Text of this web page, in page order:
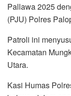
Pallawa 2025
(PJU) Polres
Patroli ini
Kecamatan
Utara.
Kasi Humas